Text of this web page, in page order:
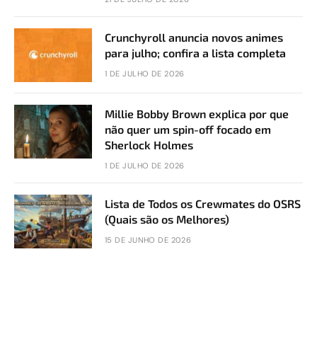
Crunchyroll anuncia novos animes
para julho; confira a lista completa
1 DE JULHO DE 2026
Millie Bobby Brown explica por que
não quer um spin-off focado em
Sherlock Holmes
1 DE JULHO DE 2026
Lista de Todos os Crewmates do OSRS
(Quais são os Melhores)
15 DE JUNHO DE 2026